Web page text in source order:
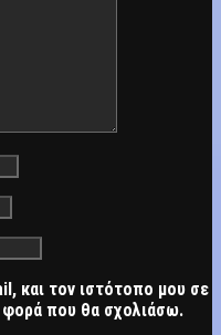
και τον ιστότοπο μου σε
φορά που θα σχολιάσω.